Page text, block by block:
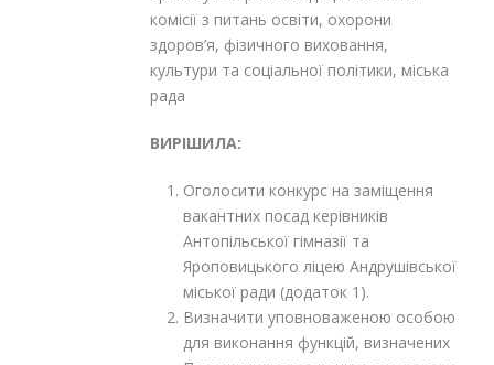
комісії з питань освіти, охорони
здоров’я, фізичного виховання,
культури та соціальної політики, міська
рада
ВИРІШИЛА:
Оголосити конкурс на заміщення
вакантних посад керівників
Антопільської гімназії та
Яроповицького ліцею Андрушівської
міської ради (додаток 1).
Визначити уповноваженою особою
для виконання функцій, визначених